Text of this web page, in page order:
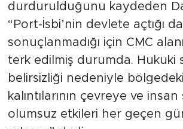
durdurulduğunu kaydeden
“Port-İsbi’nin devlete açtığı
sonuçlanmadığı için CMC
terk edilmiş durumda. Hukuki
belirsizliği nedeniyle bölgedeki
kalıntılarının çevreye ve insan
olumsuz etkileri her geçen